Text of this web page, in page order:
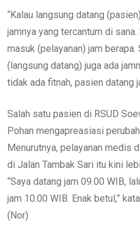
“Kalau langsung datang
jamnya yang tercantum di
masuk (pelayanan) jam berapa.
(langsung datang) juga ada
tidak ada fitnah, pasien datang
Salah satu pasien di RSUD
Pohan mengapreasiasi
Menurutnya, pelayanan medis
di Jalan Tambak Sari itu kini
“Saya datang jam 09.00 WIB,
jam 10.00 WIB. Enak betul,”
(Nor)